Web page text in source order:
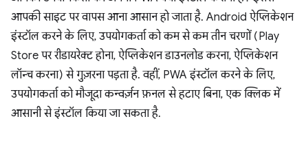
आपकी साइट पर वापस आना आसान हो जाता है. Android ऐप्लिकेशन
इंस्टॉल करने के लिए, उपयोगकर्ता को कम से कम तीन चरणों (Play
Store पर रीडायरेक्ट होना, ऐप्लिकेशन डाउनलोड करना, ऐप्लिकेशन
लॉन्च करना) से गुज़रना पड़ता है. वहीं, PWA इंस्टॉल करने के लिए,
उपयोगकर्ता को मौजूदा कन्वर्ज़न फ़नल से हटाए बिना, एक क्लिक में
आसानी से इंस्टॉल किया जा सकता है.